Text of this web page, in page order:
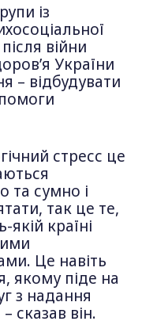
із
війни
України
– відбудувати
стресс це
та сумно і
так це те,
якій країні
Це навіть
якому піде на
з надання
сказав він.